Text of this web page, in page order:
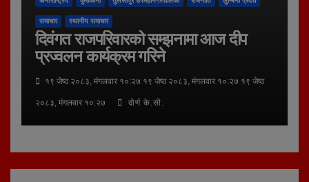
समाचार स्थानीय समाचार
दिवंगत राजपरिवारको सम्झनामा आज दीप
प्रज्वलन कार्यक्रम गरिने
१९ जेष्ठ २०८३, मंगलवार १०:२७ १९ जेष्ठ २०८३, मंगलवार १०:२७ १९ जेष्ठ
२०८३, मंगलवार १०:२७ दोर्ण के.सी.